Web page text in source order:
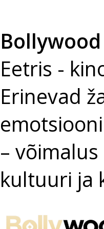
Eetris -
Erinevad
–
kultuuri ja